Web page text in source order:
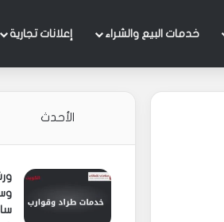
خدمات البيع والشراء إعلانات تجارية
الأحدث